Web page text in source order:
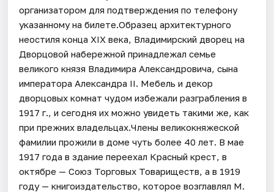
организатором для подтверждения по телефону
указанному на билете.Образец архитектурного
неостиля конца XIX века, Владимирский дворец на
Дворцовой набережной принадлежал семье
великого князя Владимира Александровича, сына
императора Александра II. Мебель и декор
дворцовых комнат чудом избежали разграбления в
1917 г., и сегодня их можно увидеть такими же, как
при прежних владельцах.Члены великокняжеской
фамилии прожили в доме чуть более 40 лет. В мае
1917 года в здание переехал Красный крест, в
октябре — Союз Торговых Товариществ, а в 1919
году — книгоиздательство, которое возглавлял М.